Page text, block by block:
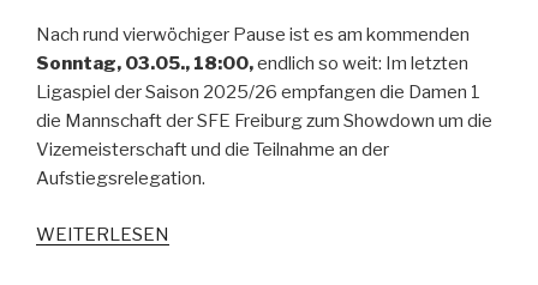
Nach rund vierwöchiger Pause ist es am kommenden
Sonntag, 03.05., 18:00,endlich so weit: Im letzten
Ligaspiel der Saison 2025/26 empfangen die Damen 1
die Mannschaft der SFE Freiburg zum Showdown um die
Vizemeisterschaft und die Teilnahme an der
Aufstiegsrelegation.
WEITERLESEN